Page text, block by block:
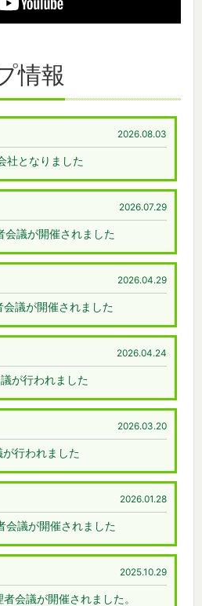
情報
2026.08.03
社となりました
2026.07.29
会議が開催されました
2026.04.29
会議が開催されました
2026.04.24
が行われました
2026.03.20
行われました
2026.01.28
会議が開催されました
2025.10.29
会議が開催されました。